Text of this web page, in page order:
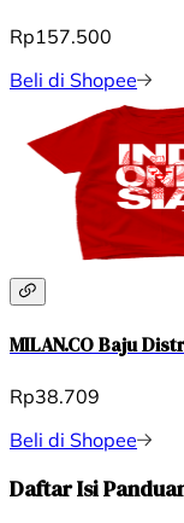
Rp157.500
Beli di Shopee
MILAN.CO Baju
Rp38.709
Beli di Shopee
Daftar Isi